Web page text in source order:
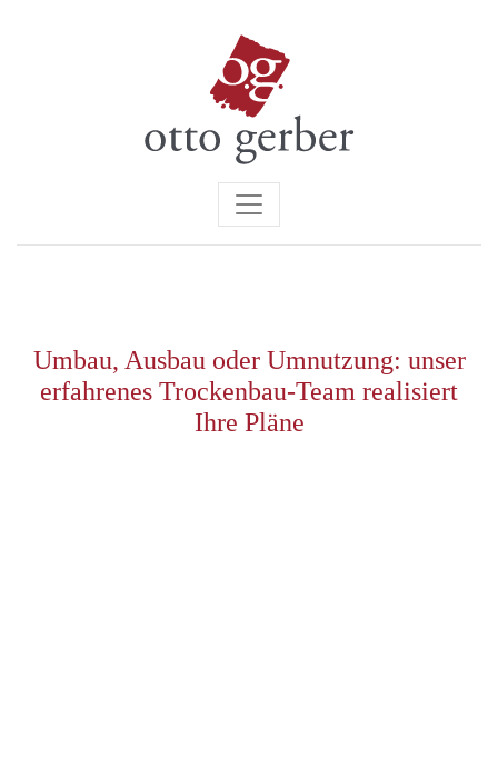
Umbau, Ausbau oder Umnutzung: unser
erfahrenes Trockenbau-Team realisiert
Ihre Pläne